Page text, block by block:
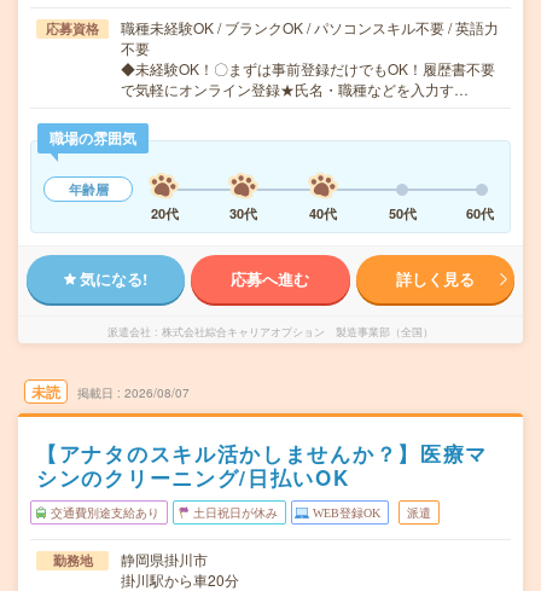
応募資格
職種未経験OK / ブランクOK / パソコンスキル不要 / 英語力
不要
◆未経験OK！〇まずは事前登録だけでもOK！履歴書不要
で気軽にオンライン登録★氏名・職種などを入力す…
職場の雰囲気
年齢層
20代
30代 40代 50代 60代
気になる! 応募へ進む 詳しく見る
派遣会社 株式会社綜合キャリアオプション 製造事業部（全国）
未読 掲載日 2026/08/07
【アナタのスキル活かしませんか？】医療マ
シンのクリーニング/日払いOK
交通費別途支給あり 土日祝日が休み WEB登録OK 派遣
勤務地
静岡県掛川市
掛川駅から車20分